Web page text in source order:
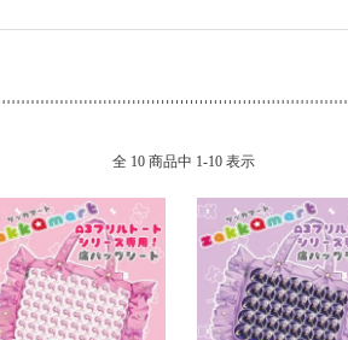
全 10 商品中 1-10 表示